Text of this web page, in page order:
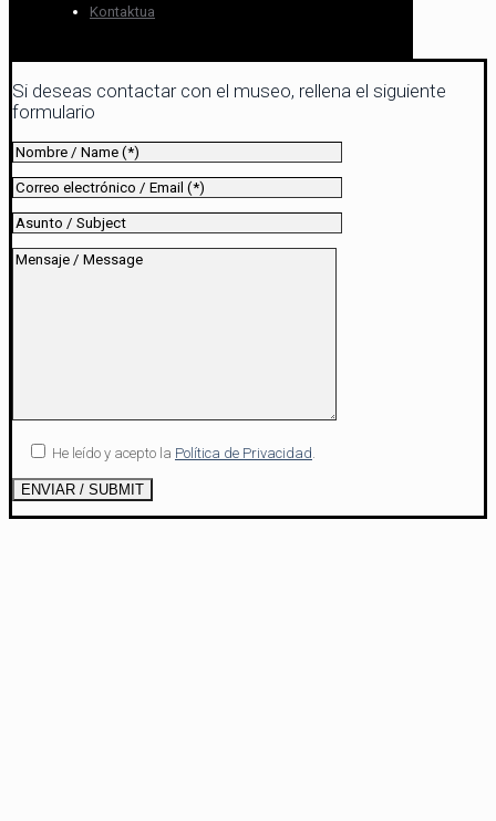
Kontaktua
Si deseas contactar con el museo, rellena el siguiente
formulario
He leído y acepto la Política de Privacidad